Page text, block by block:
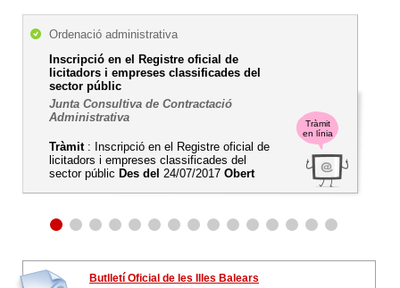
Tràmit
en línia
Ordenació administrativa
Inscripció en el Registre oficial de
licitadors i empreses classificades del
sector públic
Junta Consultiva de Contractació
Administrativa
Tràmit: Inscripció en el Registre oficial de
licitadors i empreses classificades del
sector públic Des del 24/07/2017 Obert
Butlletí Oficial de les Illes Balears